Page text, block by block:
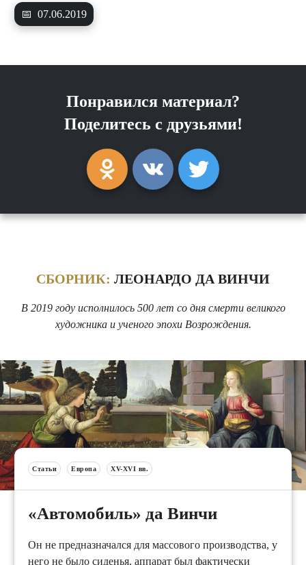
📅 07.06.2019
Понравился материал?
Поделитесь с друзьями!
СБОРНИК: ЛЕОНАРДО ДА ВИНЧИ
В 2019 году исполнилось 500 лет со дня смерти великого
художника и ученого эпохи Возрождения.
Статьи Европа XV-XVI вв.
«Автомобиль» да Винчи
Он не предназначался для массового производства, у
него не было сиденья, аппарат был фактически